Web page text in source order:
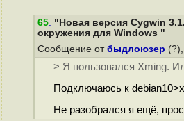
65. "Новая версия Cygwin
окружения для Windows "
Сообщение от быдлоюзер
> Я пользовался Xming.
Подключаюсь к
Не разобрался я ещё,